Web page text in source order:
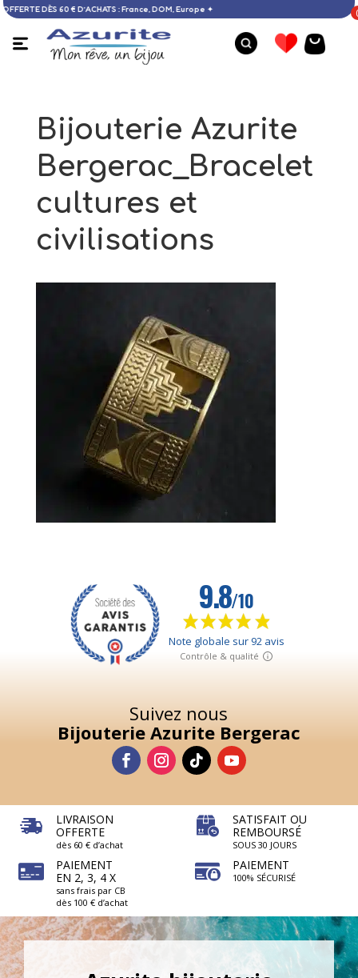
OFFERTE DÈS 60 € D’ACHATS : France, DOM, Europe ✦
Bijouterie Azurite
Bergerac_Bracelet
cultures et
civilisations
Suivez nous
Bijouterie Azurite Bergerac
LIVRAISON
OFFERTE
dès 60 € d’achat
PAIEMENT
EN 2, 3, 4 X
sans frais par CB
dès 100 € d’achat
SATISFAIT OU
REMBOURSÉ
SOUS 30 JOURS
PAIEMENT
100% SÉCURISÉ
Bague argent - 57
32,00€ +